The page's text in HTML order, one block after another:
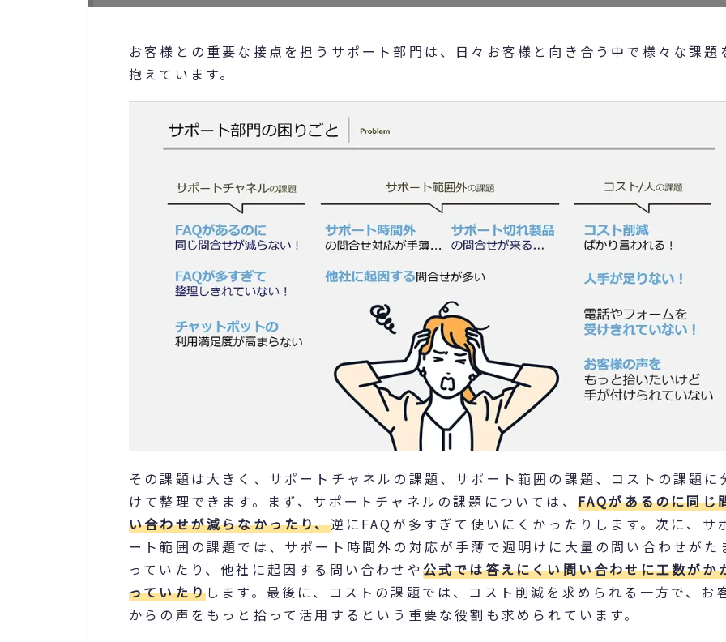
お客様との重要な接点を担うサポート部門は、日々お客様と向き合う中で様々な課題
抱えています。
その課題は大きく、サポートチャネルの課題、サポート範囲の課題、コストの課題に
けて整理できます。まず、サポートチャネルの課題については、 FAQがあるのに同じ
い合わせが減らなかったり、逆にFAQが多すぎて使いにくかったりします。次に、サ
ート範囲の課題では、サポート時間外の対応が手薄で週明けに大量の問い合わせがた
っていたり、他社に起因する問い合わせや公式では答えにくい問い合わせに工数がか
っていたりします。最後に、コストの課題では、コスト削減を求められる一方で、お
からの声をもっと拾って活用するという重要な役割も求められています。